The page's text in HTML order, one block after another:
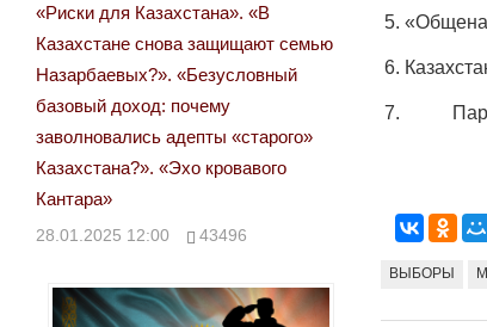
ВЫБОРЫ
«Риски для Казахстана». «В
Казахстане снова защищают семью
Назарбаевых?». «Безусловный
базовый доход: почему
заволновались адепты «старого»
Казахстана?». «Эхо кровавого
Кантара»
28.01.2025 12:00 43496